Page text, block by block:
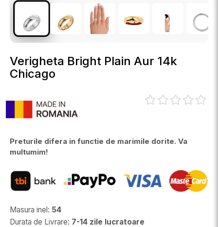
Verigheta Bright Plain Aur 14k
Chicago
Preturile difera in functie de marimile dorite. Va
multumim!
Masura inel: 54
Durata de Livrare: 7-14 zile lucratoare